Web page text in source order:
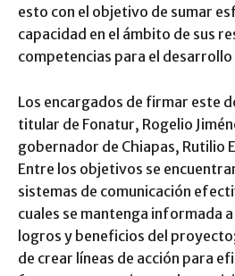
esto con el objetivo de sumar
capacidad en el ámbito de sus
competencias para el
Los encargados de firmar este
titular de Fonatur, Rogelio
gobernador de Chiapas, Rutilio
Entre los objetivos se
sistemas de comunicación
cuales se mantenga informada
logros y beneficios del
de crear líneas de acción para